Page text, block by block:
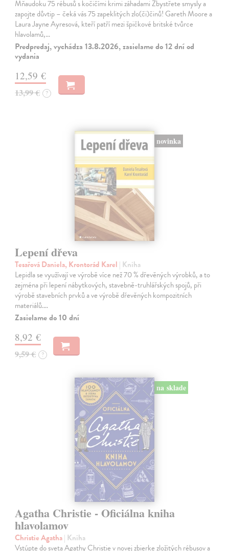
Mňaudoku 75 rébusů s kočičími krimi záhadami Zbystřete smysly a
zapojte důvtip – čeká vás 75 zapeklitých zlo(či)činů! Gareth Moore a
Laura Jayne Ayresová, kteří patří mezi špičkové britské tvůrce
hlavolamů,…
Predpredaj, vychádza 13.8.2026, zasielame do 12 dní od
vydania
12,59 €
13,99 € ?
novinka
Lepení dřeva
Tesařová Daniela, Krontorád Karel | Kniha
Lepidla se využívají ve výrobě více než 70 % dřevěných výrobků, a to
zejména při lepení nábytkových, stavebně-truhlářských spojů, při
výrobě stavebních prvků a ve výrobě dřevěných kompozitních
materiálů.…
Zasielame do 10 dní
8,92 €
9,59 € ?
na sklade
Agatha Christie - Oficiálna kniha
hlavolamov
Christie Agatha| Kniha
Vstúpte do sveta Agathy Christie v novej zbierke zložitých rébusov a